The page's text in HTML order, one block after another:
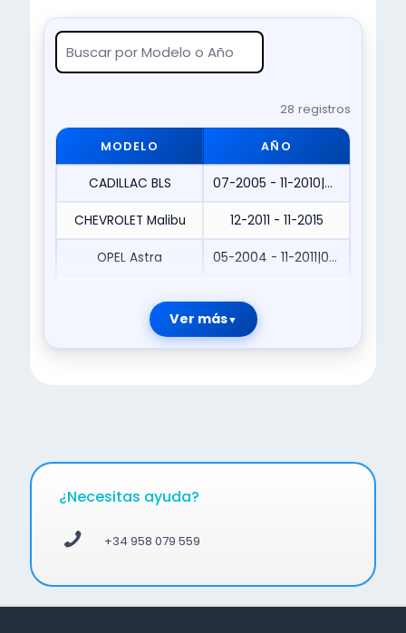
28 registros
MODELO AÑO
CADILLAC BLS 07-2005 - 11-2010|09-2007 - 11-2010
CHEVROLET Malibu 12-2011 - 11-2015
OPEL Astra 05-2004 - 11-2011|06-2011 - 09-2015|07-2005 - 11-2010|08-2005 - 05-2010|09-2010 - 09-2015|11-2009 - 09-2015|12-2013 - 09-2015
Ver más
¿Necesitas ayuda?
+34 958 079 559